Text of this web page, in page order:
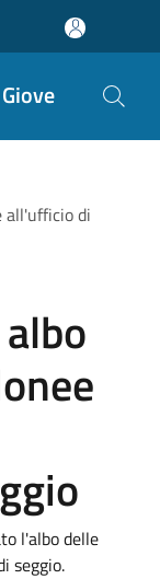
all'ufficio di
l'albo delle
seggio.